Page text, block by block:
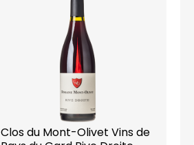
Clos du Mont-Olivet Vins de